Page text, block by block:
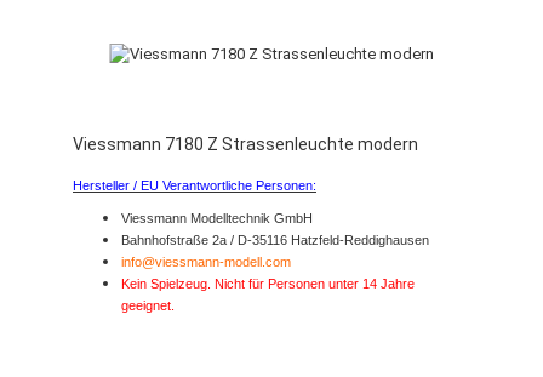
Viessmann 7180 Z Strassenleuchte modern
Hersteller / EU Verantwortliche Personen:
Viessmann Modelltechnik GmbH
Bahnhofstraße 2a / D-35116 Hatzfeld-Reddighausen
info@viessmann-modell.com
Kein Spielzeug. Nicht für Personen unter 14 Jahre
geeignet.